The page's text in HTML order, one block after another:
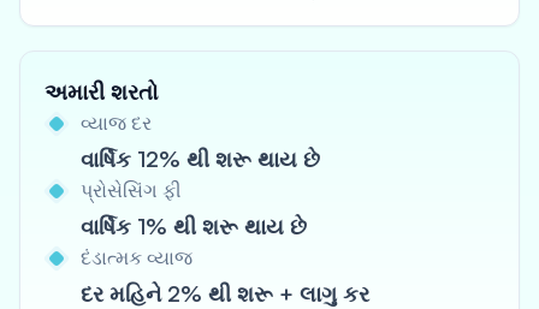
અમારી શરતો
વ્યાજ દર
વાર્ષિક 12% થી શરૂ થાય છે
પ્રોસેસિંગ ફી
વાર્ષિક 1% થી શરૂ થાય છે
દંડાત્મક વ્યાજ
દર મહિને 2% થી શરૂ + લાગુ કર